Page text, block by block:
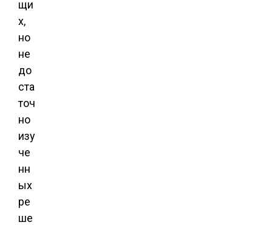
щи
х,
но
не
до
ста
точ
но
изу
че
нн
ых
ре
ше